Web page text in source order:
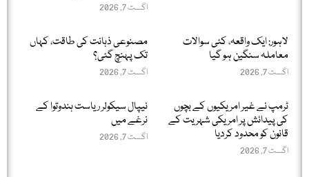
اگست 7, 2026
لاہور: ایک واقعہ، کئی سوالات
معاملہ سنگین ہو گیا
اگست 7, 2026
مصنوعی ذہانت کی طاقت، کہاں
تک پہنچ گئی؟
اگست 7, 2026
ٹرمپ نے غیر امریکیوں کے بچوں
کی پیدائش پر امریکی شہریت کے
قانون کو محدود کردیا
اگست 7, 2026
نیپال سیکولر ریاست ہندوتوا کے
نرغے میں
اگست 7, 2026